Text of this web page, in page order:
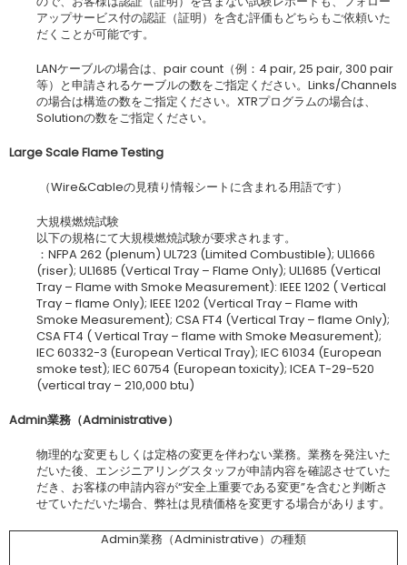
アップサービス付の認証（証明）を含む評価もどちらもご依頼いた
だくことが可能です。
LANケーブルの場合は、pair count（例：4 pair, 25 pair, 300 pair
等）と申請されるケーブルの数をご指定ください。Links/Channels
の場合は構造の数をご指定ください。XTRプログラムの場合は、
Solutionの数をご指定ください。
Large Scale Flame Testing
（Wire&Cableの見積り情報シートに含まれる用語です）
大規模燃焼試験
以下の規格にて大規模燃焼試験が要求されます。
：NFPA 262 (plenum) UL723 (Limited Combustible); UL1666
(riser); UL1685 (Vertical Tray – Flame Only); UL1685 (Vertical
Tray – Flame with Smoke Measurement): IEEE 1202 ( Vertical
Tray – flame Only); IEEE 1202 (Vertical Tray – Flame with
Smoke Measurement); CSA FT4 (Vertical Tray – flame Only);
CSA FT4 ( Vertical Tray – flame with Smoke Measurement);
IEC 60332-3 (European Vertical Tray); IEC 61034 (European
smoke test); IEC 60754 (European toxicity); ICEA T-29-520
(vertical tray – 210,000 btu)
Admin業務（Administrative）
物理的な変更もしくは定格の変更を伴わない業務。業務を発注いた
だいた後、エンジニアリングスタッフが申請内容を確認させていた
だき、お客様の申請内容が“安全上重要である変更”を含むと判断さ
せていただいた場合、弊社は見積価格を変更する場合があります。
Admin業務（Administrative）の種類